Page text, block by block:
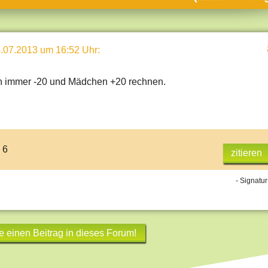
& Natur
& Politik
um 16:52 Uhr:
immer -20 und Mädchen +20 rechnen.
6 zitieren
-
einen Beitrag in dieses Forum!